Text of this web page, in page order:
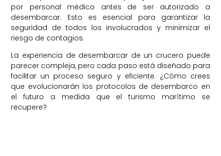
por personal médico antes de ser autorizado a
desembarcar. Esto es esencial para garantizar la
seguridad de todos los involucrados y minimizar el
riesgo de contagios.
La experiencia de desembarcar de un crucero puede
parecer compleja, pero cada paso está diseñado para
facilitar un proceso seguro y eficiente. ¿Cómo crees
que evolucionarán los protocolos de desembarco en
el futuro a medida que el turismo marítimo se
recupere?